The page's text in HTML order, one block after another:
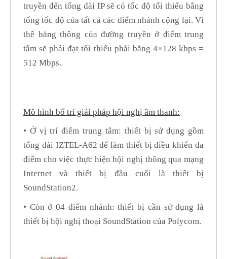
truyền đến tổng đài IP sẽ có tốc độ tối thiểu bằng
tổng tốc độ của tất cả các điểm nhánh cộng lại. Vì
thế băng thông của đường truyền ở điểm trung
tâm sẽ phải đạt tối thiểu phải bằng 4×128 kbps =
512 Mbps.
Mô hình bố trí giải pháp hội nghị âm thanh:
• Ở vị trí điểm trung tâm: thiết bị sử dụng gồm
tổng đài IZTEL-A62 để làm thiết bị điều khiển đa
điểm cho việc thực hiện hội nghị thông qua mạng
Internet và thiết bị đầu cuối là thiết bị
SoundStation2.
• Còn ở 04 điểm nhánh: thiết bị cần sử dụng là
thiết bị hội nghị thoại SoundStation của Polycom.